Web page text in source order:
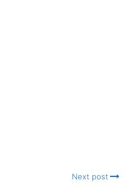
Next post